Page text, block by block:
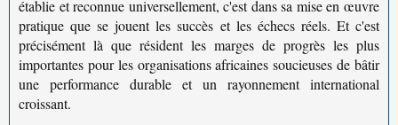
établie et reconnue universellement, c'est dans sa mise en œuvre
pratique que se jouent les succès et les échecs réels. Et c'est
précisément là que résident les marges de progrès les plus
importantes pour les organisations africaines soucieuses de bâtir
une performance durable et un rayonnement international
croissant.